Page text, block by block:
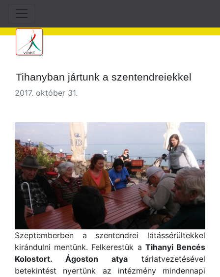
Tihanyban jártunk a szentendreiekkel
2017. október 31.
Szeptemberben a szentendrei látássérültekkel
kirándulni mentünk. Felkerestük a Tihanyi Bencés
Kolostort. Ágoston atya tárlatvezetésével
betekintést nyertünk az intézmény mindennapi